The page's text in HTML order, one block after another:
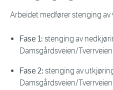
Arbeidet medfører stenging av
Fase 1: stenging av
Damsgårdsveien/
Fase 2: stenging av
Damsgårdsveien/